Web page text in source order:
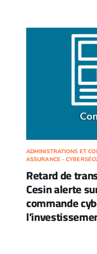
ADMINISTRATIONS ET
ASSURANCE -
Retard de
Cesin alerte
commande